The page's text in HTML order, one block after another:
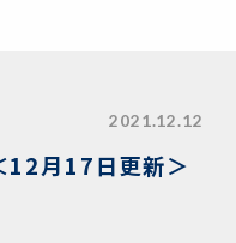
2021.12.12
12月17日更新＞